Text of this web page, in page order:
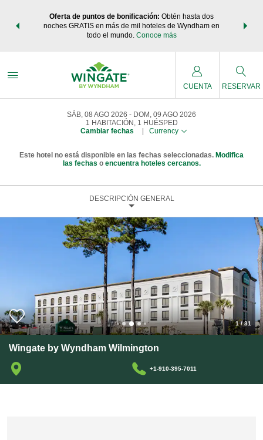
Oferta de puntos de bonificación:Obtén hasta dos
noches GRATIS en más de mil hoteles de Wyndham en
todo el mundo. Conoce más
de viaje
CUENTA RESERVAR
SÁB, 08 AGO 2026
DOM, 09 AGO 2026
1 HABITACIÓN , 1 HUÉSPED
Cambiar fechas
Currency
Este hotel no está disponible en las fechas seleccionadas. Modifica
las fechas o encuentra hoteles cercanos.
DESCRIPCIÓN GENERAL
1/31
Wingate by Wyndham Wilmington
+1-910-395-7011